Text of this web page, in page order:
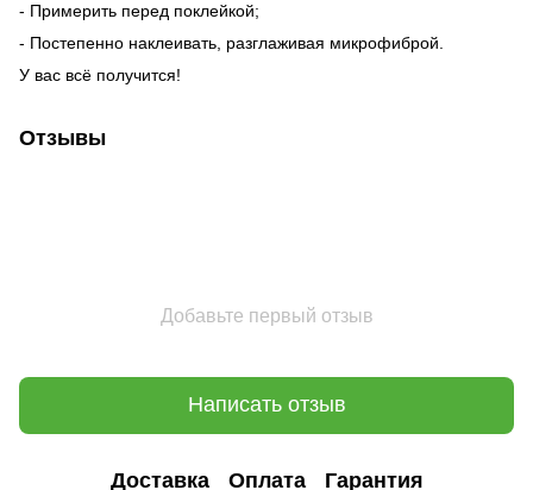
- Примерить перед поклейкой;
- Постепенно наклеивать, разглаживая микрофиброй.
У вас всё получится!
Отзывы
Добавьте первый отзыв
Написать отзыв
Доставка Оплата Гарантия